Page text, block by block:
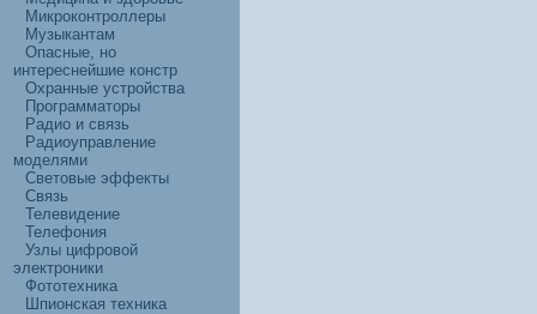
Микроконтроллеры
Музыкантам
Опасные, но
интереснейшие констр
Охранные устройства
Программаторы
Радио и связь
Радиоуправление
моделями
Световые эффекты
Связь
Телевидение
Телефония
Узлы цифровой
электроники
Фототехника
Шпионская техника